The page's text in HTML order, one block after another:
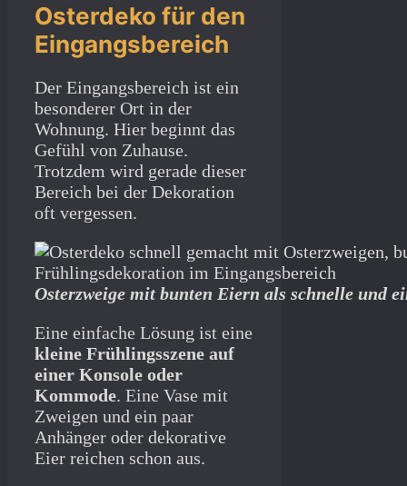
Osterdeko für den
Eingangsbereich
Der Eingangsbereich ist ein
besonderer Ort in der
Wohnung. Hier beginnt das
Gefühl von Zuhause.
Trotzdem wird gerade dieser
Bereich bei der Dekoration
oft vergessen.
Osterzweige mit bunten Eiern als schnelle und
Eine einfache Lösung ist eine
kleine Frühlingsszene auf
einer Konsole oder
Kommode. Eine Vase mit
Zweigen und ein paar
Anhänger oder dekorative
Eier reichen schon aus.